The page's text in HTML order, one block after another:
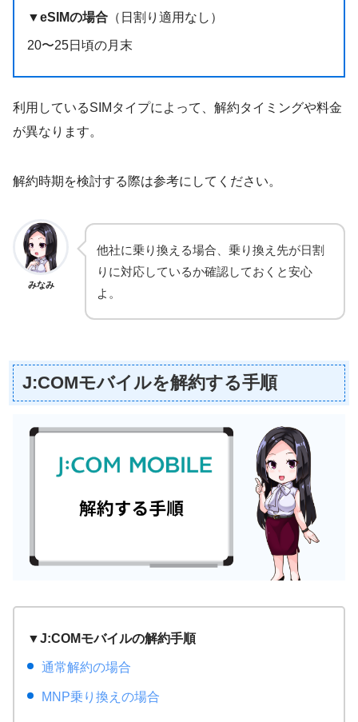
▼eSIMの場合 （日割り適用なし）
20〜25日頃の月末
利用しているSIMタイプによって、解約タイミングや料金
が異なります。
解約時期を検討する際は参考にしてください。
みなみ
他社に乗り換える場合、乗り換え先が日割
りに対応しているか確認しておくと安心
よ。
J:COMモバイルを解約する手順
▼J:COMモバイルの解約手順
通常解約の場合
MNP乗り換えの場合